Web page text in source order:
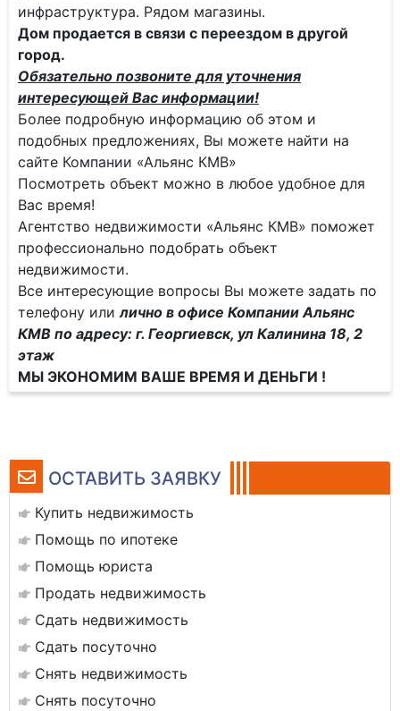
ОСТАВИТЬ ЗАЯВКУ
Купить недвижимость
Помощь по ипотеке
Помощь юриста
Продать недвижимость
Сдать недвижимость
Сдать посуточно
Снять недвижимость
Снять посуточно
инфраструктура. Рядом магазины.
Дом продается в связи с переездом в другой
город.
Обязательно позвоните для уточнения
интересующей Вас информации!
Более подробную информацию об этом и
подобных предложениях, Вы можете найти на
сайте Компании «Альянс КМВ»
Посмотреть объект можно в любое удобное для
Вас время!
Агентство недвижимости «Альянс КМВ» поможет
профессионально подобрать объект
недвижимости.
Все интересующие вопросы Вы можете задать по
телефону илилично в офисе Компании Альянс
КМВ по адресу: г. Георгиевск, ул Калинина 18, 2
этаж
МЫ ЭКОНОМИМ ВАШЕ ВРЕМЯ И ДЕНЬГИ !